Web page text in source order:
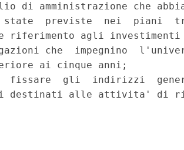
di amministrazione che
state  previste  nei  piani
riferimento agli
che  impegnino
ai cinque anni;
fissare  gli  indirizzi
destinati alle attivita' di